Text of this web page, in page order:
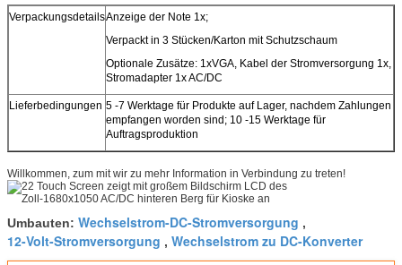
VerpackungsdetailsAnzeige der Note 1x;
Verpackt in 3 Stücken/Karton mit Schutzschaum
Optionale Zusätze: 1xVGA, Kabel der Stromversorgung 1x,
Stromadapter 1x AC/DC
Lieferbedingungen 5 -7 Werktage für Produkte auf Lager, nachdem Zahlungen
empfangen worden sind; 10 -15 Werktage für
Auftragsproduktion
Willkommen, zum mit wir zu mehr Information in Verbindung zu treten!
Umbauten: Wechselstrom-DC-Stromversorgung ,
12-Volt-Stromversorgung , Wechselstrom zu DC-Konverter